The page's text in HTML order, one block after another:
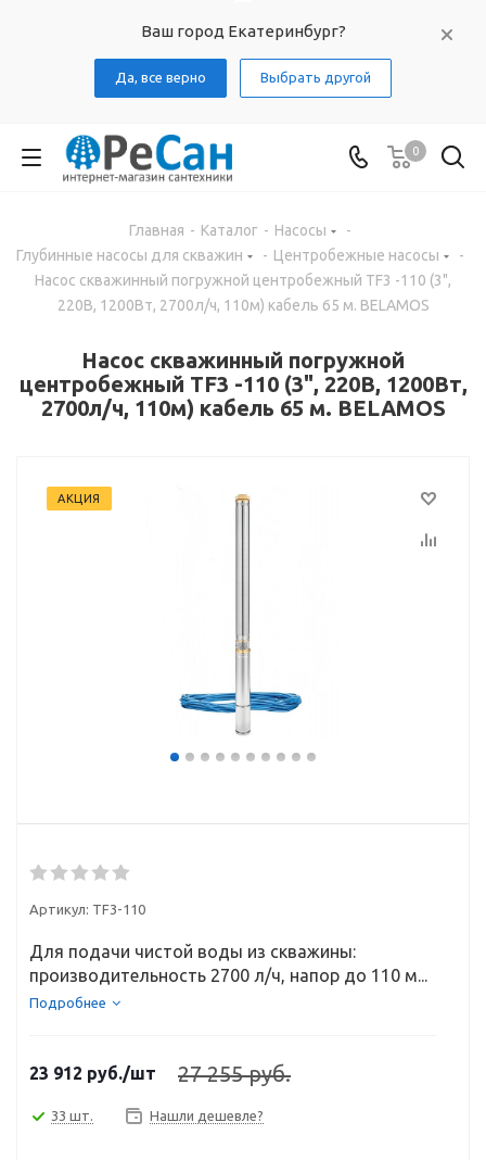
Ваш город Екатеринбург?
Да, все верно Выбрать другой
0
Главная - Каталог - Насосы
-
Глубинные насосы для скважин
- Центробежные насосы
-
Насос скважинный погружной центробежный TF3 -110 (3",
220В, 1200Вт, 2700л/ч, 110м) кабель 65 м. BELAMOS
Насос скважинный погружной
центробежный TF3 -110 (3", 220В, 1200Вт,
2700л/ч, 110м) кабель 65 м. BELAMOS
АКЦИЯ
Артикул: TF3-110
Для подачи чистой воды из скважины:
производительность 2700 л/ч, напор до 110 м...
Подробнее
23 912 руб./шт 27 255 руб.
33 шт. Нашли дешевле?